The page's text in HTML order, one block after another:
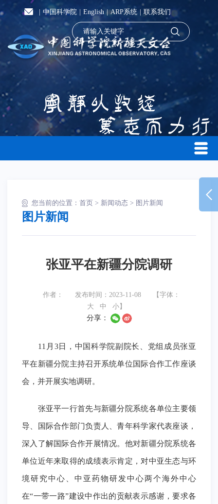
中国科学院 English |ARP系统 联系我们
您当前的位置： 首页 > 新闻动态 > 图片新闻
图片新闻
张亚平在新疆分院调研
作者： 发布时间：2023-11-08
【字体：
大
中 小 】
分享：
11 月 3日，中国科学院副院长、党组成员张亚
平在新疆分院主持召开系统单位国际合作工作座谈
会，并开展实地调研。
张亚平一行首先与新疆分院系统各单位主要领
导、国际合作部门负责人、青年科学家代表座谈，
深入了解国际合作开展情况。他对新疆分院系统各
单位近年来取得的成绩表示肯定，对中亚生态与环
境研究中心、中亚药物研发中心两个海外中心
在“一带一路”建设中作出的贡献表示感谢，要求各